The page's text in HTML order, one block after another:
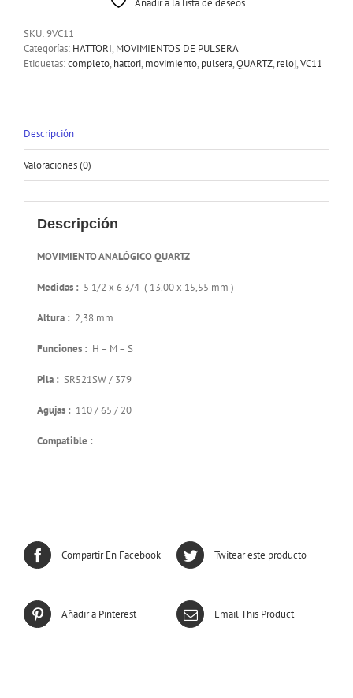
SKU:9VC11
Categorías: HATTORI, MOVIMIENTOS DE PULSERA
Etiquetas:completo, hattori, movimiento, pulsera,QUARTZ, reloj,VC11
Descripción
Valoraciones (0)
Descripción
MOVIMIENTO ANALÓGICO QUARTZ
Medidas : 5 1/2 x 6 3/4 ( 13.00 x 15,55 mm )
Altura : 2,38 mm
Funciones : H – M – S
Pila : SR521SW / 379
Agujas : 110 / 65 / 20
Compatible :
Compartir En Facebook Twitear este producto
Añadir a Pinterest Email This Product